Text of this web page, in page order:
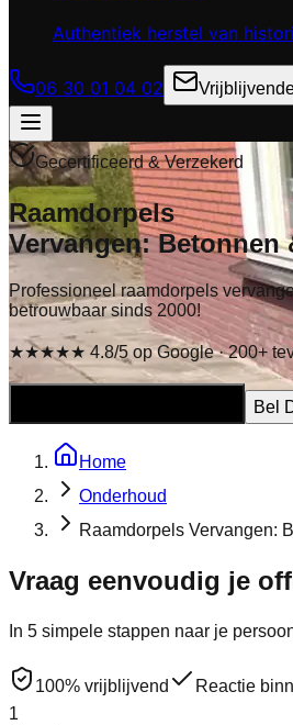
Authentiek herstel van
06 30 01 04 02
Gecertificeerd & Verzekerd
Raamdorpels
Vervangen: Betonnen
Professioneel raamdorpels
betrouwbaar sinds 2000!
★★★★★ 4.8/5 op Google · 200+
Bel
Home
Onderhoud
Raamdorpels Vervangen:
Vraag eenvoudig je
In 5 simpele stappen naar je
100% vrijblijvend Reactie
1